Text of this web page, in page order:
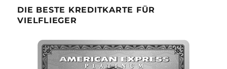
DIE BESTE KREDITKARTE FÜR
VIELFLIEGER